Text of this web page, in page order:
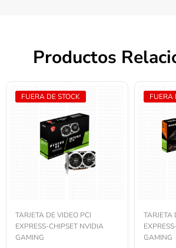
Productos
FUERA DE STOCK
TARJETA DE VIDEO PCI
EXPRESS-CHIPSET NVIDIA
GAMING
FUERA
TARJETA
GAMING